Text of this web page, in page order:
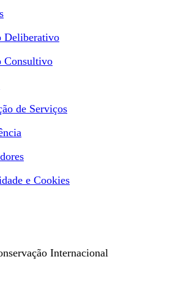
Deliberativo
Consultivo
de Serviços
e Cookies
Internacional